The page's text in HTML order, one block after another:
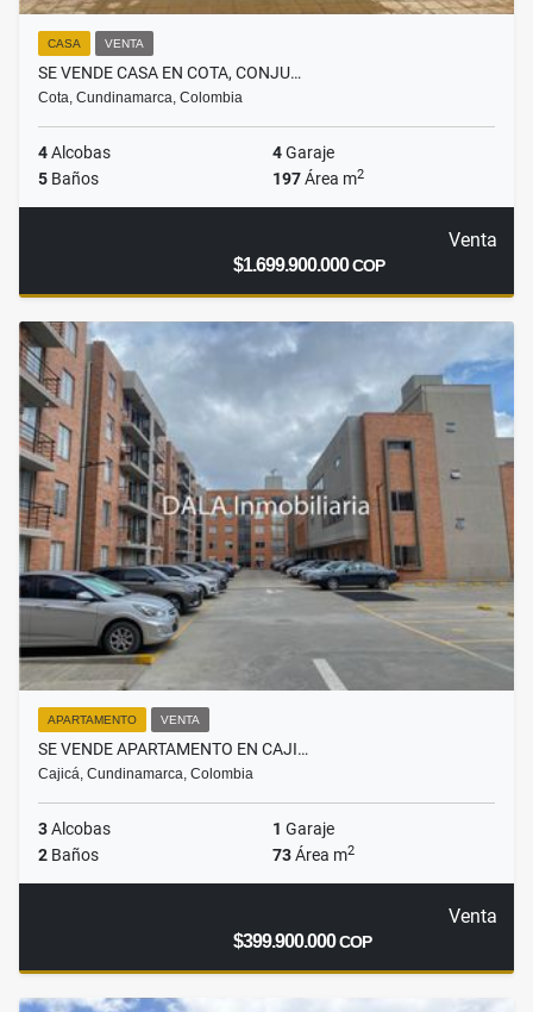
CASA VENTA
SE VENDE CASA EN COTA, CONJU…
Cota, Cundinamarca, Colombia
4Alcobas 4Garaje
5 Baños 197Área m2
Venta
$1.699.900.000COP
APARTAMENTO VENTA
SE VENDE APARTAMENTO EN CAJI…
Cajicá, Cundinamarca, Colombia
3Alcobas 1 Garaje
2 Baños 73Área m2
Venta
$399.900.000COP